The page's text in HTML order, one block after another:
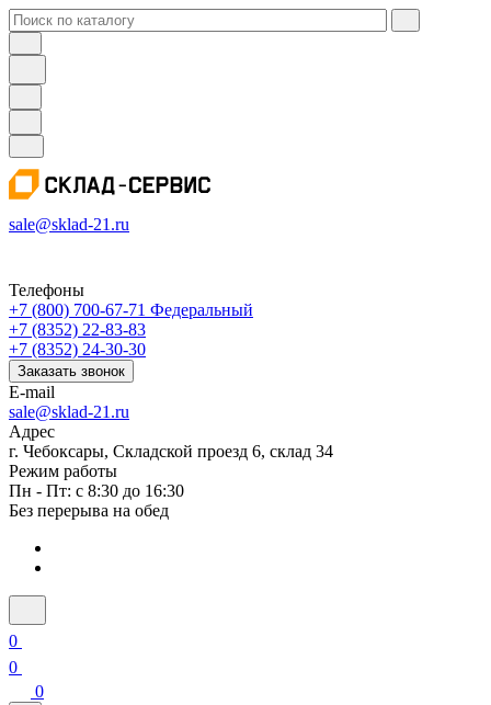
sale@sklad-21.ru
Телефоны
+7 (800) 700-67-71 Федеральный
+7 (8352) 22-83-83
+7 (8352) 24-30-30
Заказать звонок
E-mail
sale@sklad-21.ru
Адрес
г. Чебоксары, Складской проезд 6, склад 34
Режим работы
Пн - Пт: с 8:30 до 16:30
Без перерыва на обед
0
0
0